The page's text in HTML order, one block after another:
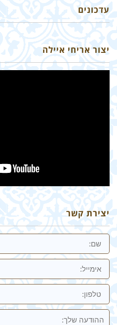
עדכונים
יצור אריחי איילה
יצירת קשר
שם
אימייל
טלפון:
ההודעה
שלך